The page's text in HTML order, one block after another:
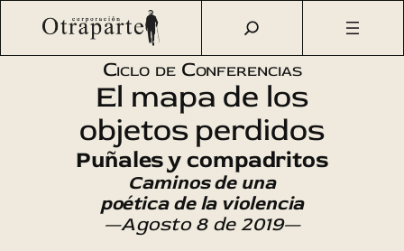
Saltar
Otraparte.org /Agenda Cultural Literatura
Puñales y
Ciclo de Conferencias
El mapa de los
objetos perdidos
Puñales y compadritos
Caminos de una
poética de la violencia
—Agosto 8 de 2019—